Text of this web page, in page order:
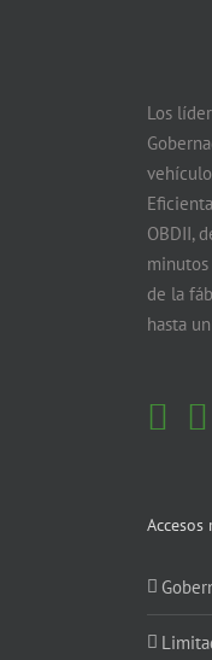
Los
OBDII,
de la
hasta
Accesos